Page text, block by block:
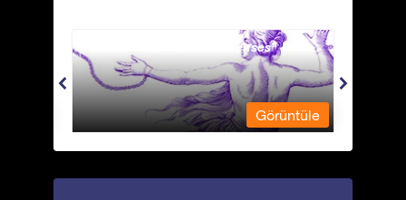
Andromeda - Zincirli Prenses
Görüntüle